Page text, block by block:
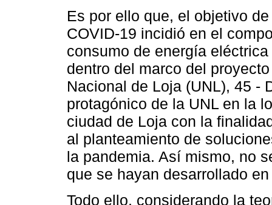
Es por ello que, el objetivo
COVID-19 incidió en el
consumo de energía
dentro del marco del
Nacional de Loja (UNL), 45 -
protagónico de la UNL en la
ciudad de Loja con la
al planteamiento de
la pandemia. Así mismo, no
que se hayan desarrollado
Todo ello, considerando la